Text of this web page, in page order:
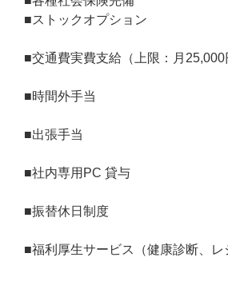
■ストックオプション
■交通費実費支給（上限：月25,000
■時間外手当
■出張手当
■社内専用PC 貸与
■振替休日制度
■福利厚生サービス（健康診断、レ